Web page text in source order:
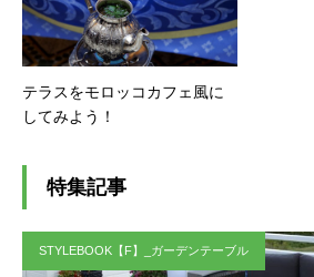
テラスをモロッコカフェ風に
してみよう！
特集記事
STYLEBOOK【F】_ガーデンテーブル